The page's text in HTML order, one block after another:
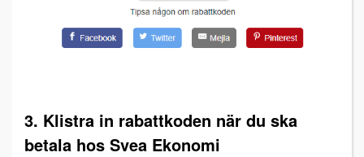
3. Klistra in rabattkoden när du ska
betala hos Svea Ekonomi